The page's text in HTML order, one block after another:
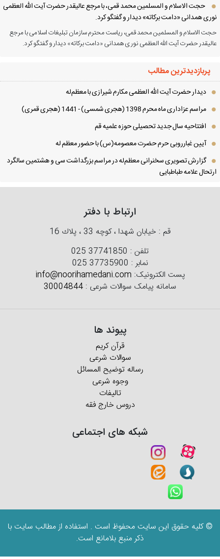
حجت الاسلام و المسلمین محمد قمی، با مرجع عالیقدر حضرت آیت الله العظمی
همدانی «دامت برکاته» دیدار و گفتگو کرد.
الاسلام و المسلمین محمد قمی، ریاست محترم سازمان تبلیغات اسلامی با مرجع
حضرت آیت الله العظمی نوری همدانی «دامت برکاته» دیدار و گفتگو کرد.
پربازدیدترین مطالب
دیدار حضرت آیت الله العظمی مكارم شیرازی با معظم‌له
مراسم عزاداری ماه محرم 1398 (هجری شمسی) - 1441 (هجری قمری)
افتتاحیه سال جدید تحصیلی حوزه علمیه قم
آیین غبارروبی حرم حضرت معصومه(س) با حضور معظم له
گزارش تصویری سخنرانی معظم‌له در مراسم بزرگداشت سی و هشتمین سالگرد
علامه طباطبایی
ارتباط با دفتر
قم : خیابان شهدا ، كوچه 33 ، پلاك 16
تلفن :025 37741850
نمابر :025 37735900
پست الکترونیک:info@noorihamedani.com
سامانه پیامک سوالات شرعی : 30004844
پیوند ها
قرآن کریم
سوالات شرعی
رساله توضیح المسائل
وجوه شرعی
تالیفات
دروس خارج فقه
شبکه های اجتماعی
© کلیه حقوق این سایت محفوظ است . استفاده از مطالب سایت با
ذکر منبع بلامانع است.